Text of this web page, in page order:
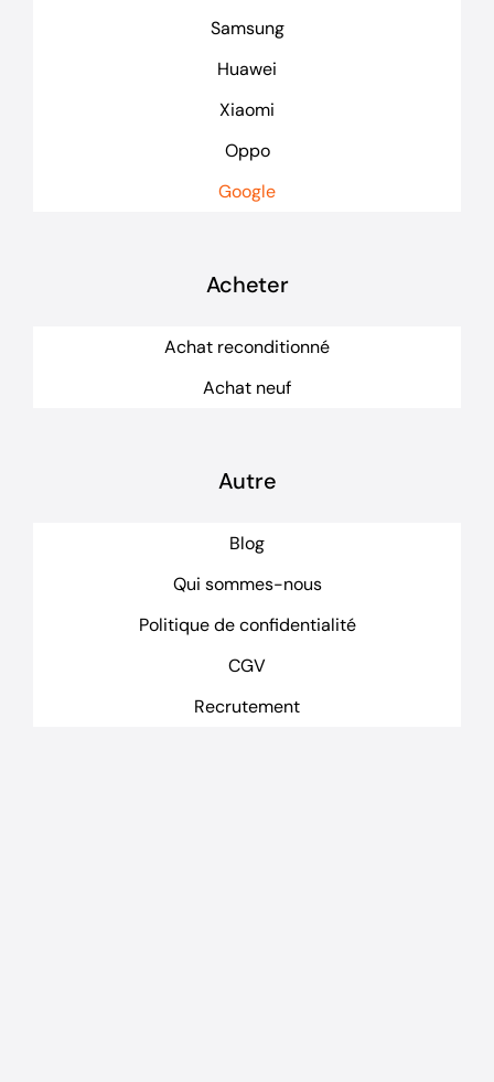
Samsung
Huawei
Xiaomi
Oppo
Google
Acheter
Achat reconditionné
Achat neuf
Autre
Blog
Qui sommes-nous
Politique de confidentialité
CGV
Recrutement